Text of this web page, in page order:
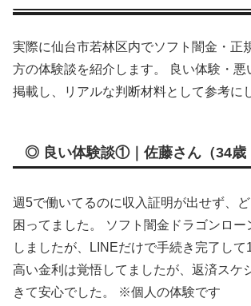
実際に仙台市若林区内でソフト闇金・正
方の体験談を紹介します。 良い体験・悪
掲載し、リアルな判断材料として参考に
◎ 良い体験談①｜佐藤さん（34歳
週5で働いてるのに収入証明が出せず、
困ってました。 ソフト闇金ドラゴンロー
しましたが、LINEだけで手続き完了して
高い金利は覚悟してましたが、返済スケ
きて安心でした。 ※個人の体験です